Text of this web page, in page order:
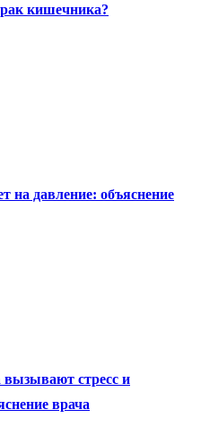
кишечника?
на давление: объяснение
вызывают стресс и
врача